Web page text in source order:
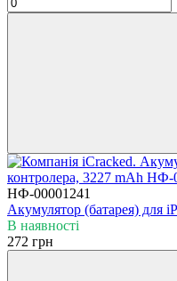
НФ-00001241
Акумулятор (батарея) для
В наявності
272 грн